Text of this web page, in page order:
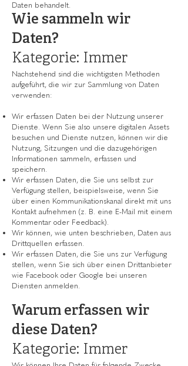
Daten behandelt.
Wie sammeln wir
Daten?
Kategorie: Immer
Nachstehend sind die wichtigsten Methoden
aufgeführt, die wir zur Sammlung von Daten
verwenden:
Wir erfassen Daten bei der Nutzung unserer
Dienste. Wenn Sie also unsere digitalen Assets
besuchen und Dienste nutzen, können wir die
Nutzung, Sitzungen und die dazugehörigen
Informationen sammeln, erfassen und
speichern.
Wir erfassen Daten, die Sie uns selbst zur
Verfügung stellen, beispielsweise, wenn Sie
über einen Kommunikationskanal direkt mit uns
Kontakt aufnehmen (z. B. eine E-Mail mit einem
Kommentar oder Feedback).
Wir können, wie unten beschrieben, Daten aus
Drittquellen erfassen.
Wir erfassen Daten, die Sie uns zur Verfügung
stellen, wenn Sie sich über einen Drittanbieter
wie Facebook oder Google bei unseren
Diensten anmelden.
Warum erfassen wir
diese Daten?
Kategorie: Immer